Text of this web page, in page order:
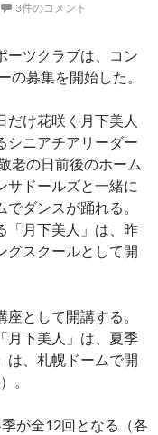
3件のコメント
ーツクラブは、コン
の募集を開始した。
だけ花咲く月下美人
シニアチアリーダー
老の日前後のホーム
サドールズと一緒に
ダンスが踊れる。
「月下美人」は、昨
グスクールとして開
として開講する。
月下美人」は、夏季
は、札幌ドームで開
。
が全12回となる（各